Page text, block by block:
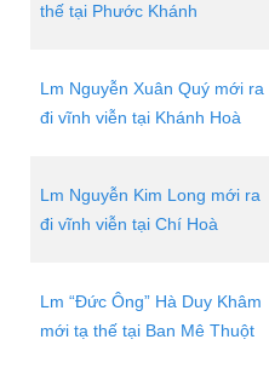
thế tại Phước Khánh
Lm Nguyễn Xuân Quý mới ra
đi vĩnh viễn tại Khánh Hoà
Lm Nguyễn Kim Long mới ra
đi vĩnh viễn tại Chí Hoà
Lm “Đức Ông” Hà Duy Khâm
mới tạ thế tại Ban Mê Thuột